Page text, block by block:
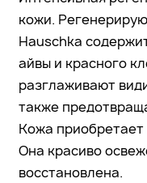
кожи.
Hauschka
айвы и красного
разглаживают
также
Кожа
Она красиво
восстановлена.